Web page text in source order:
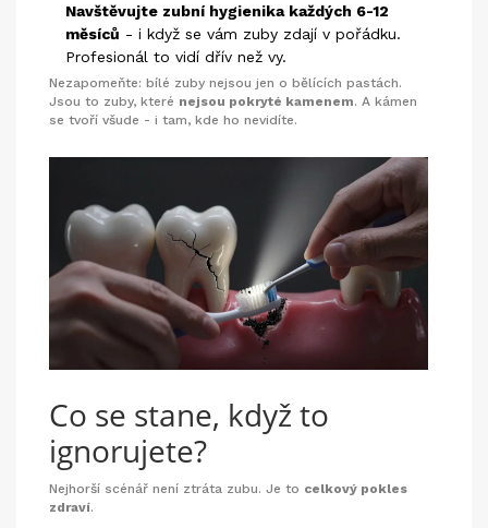
Navštěvujte zubní hygienika každých 6-12
měsíců - i když se vám zuby zdají v pořádku.
Profesionál to vidí dřív než vy.
Nezapomeňte: bílé zuby nejsou jen o bělících pastách.
Jsou to zuby, které nejsou pokryté kamenem. A kámen
se tvoří všude - i tam, kde ho nevidíte.
Co se stane, když to
ignorujete?
Nejhorší scénář není ztráta zubu. Je to celkový pokles
zdraví.